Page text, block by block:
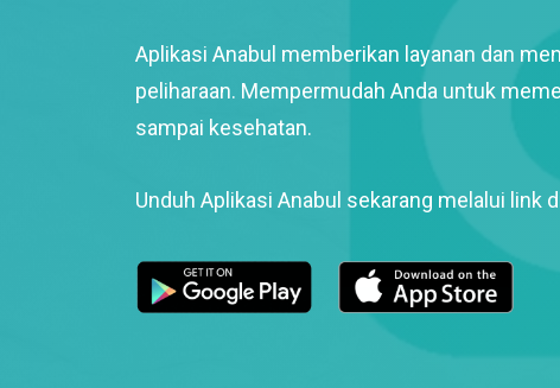
Aplikasi Anabul memberikan layanan dan
peliharaan. Mempermudah Anda untuk
sampai kesehatan.
Unduh Aplikasi Anabul sekarang melalui link